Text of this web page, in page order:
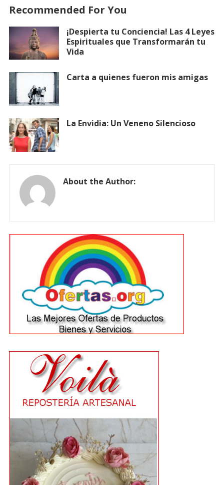
Recommended For You
¡Despierta tu Conciencia! Las 4 Leyes
Espirituales que Transformarán tu
Vida
Carta a quienes fueron mis amigas
La Envidia: Un Veneno Silencioso
About the Author: